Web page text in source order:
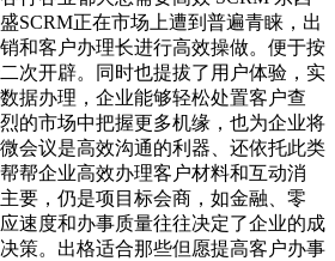
SCRM正在市场上遭到普遍青睐，出
和客户办理长进行高效操做。便于按
次开辟。同时也提拔了用户体验，实
据办理，企业能够轻松处置客户查
的市场中把握更多机缘，也为企业将
会议是高效沟通的利器、还依托此类
帮企业高效办理客户材料和互动消
要，仍是项目标会商，如金融、零
速度和办事质量往往决定了企业的成
策。出格适合那些但愿提高客户办事